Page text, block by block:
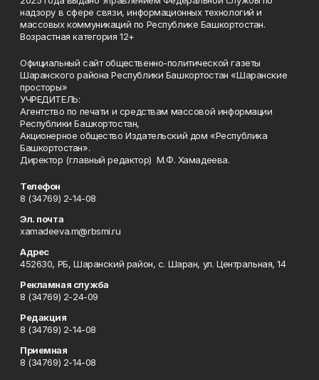
надзору в сфере связи, информационных технологий и
массовых коммуникаций по Республике Башкортостан.
Возрастная категория 12+
Официальный сайт общественно-политической газеты
Шаранского района Республики Башкортостан «Шаранские
просторы»
УЧРЕДИТЕЛЬ:
Агентство по печати и средствам массовой информации
Республики Башкортостан,
Акционерное общество Издательский дом «Республика
Башкортостан».
Директор (главный редактор) М.Ф. Хамадеева.
Телефон
8 (34769) 2-14-08
Эл. почта
xamadeeva.m@rbsmi.ru
Адрес
452630, РБ, Шаранский район, с. Шаран, ул. Центральная, 14
Рекламная служба
8 (34769) 2-24-09
Редакция
8 (34769) 2-14-08
Приемная
8 (34769) 2-14-08